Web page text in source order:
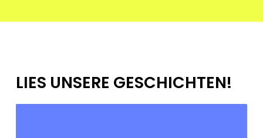
LIES UNSERE GESCHICHTEN!